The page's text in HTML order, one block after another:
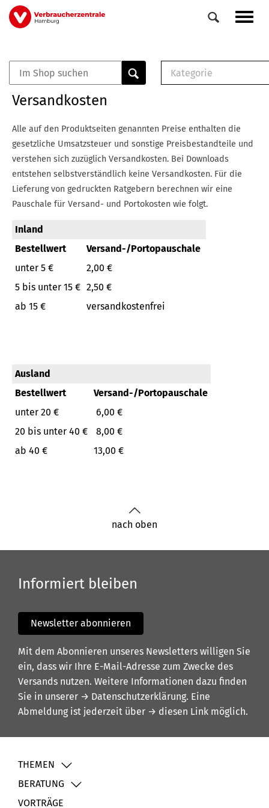
Direkt
zum
Veranstaltungen
0
Kategorie
E-Broschüre
Checklisten (PDF)
Broschüre
Buch
Versandkosten
Alle auf den Produktseiten genannten Preise enthalten die
gesetzliche Umsatzsteuer und sonstige Preisbestandteile und
verstehen sich zuzüglich Versandkosten. Bei Downloads
entstehen selbstverständlich keine Versandkosten. Für die
Lieferung von gedruckten Ratgebern berechnen wir eine
Pauschale für Versand- und Portokosten wie folgt.
Inland
Bestellwert
Versand-/Portopauschale
unter 5 €
2,00 €
5 bis unter 15 € 2,50 €
ab 15 €
versandkostenfrei
Ausland
Bestellwert
Versand-/Portopauschale
unter 20 €
6,00 €
20 bis unter 40 €
8,00 €
ab 40 €
13,00 €
nach oben
Informiert bleiben
Newsletter abonnieren
Mit dem Abonnieren unseres Newsletters willigen Sie
ein, dass wir Ihre E-Mail-Adresse zum Zwecke des
Versands nutzen. Weitere Informationen dazu finden
Sie in unserer → Datenschutzerklärung. Eine
Abmeldung ist jederzeit über → diesen Link möglich.
THEMEN
BERATUNG
VORTRÄGE